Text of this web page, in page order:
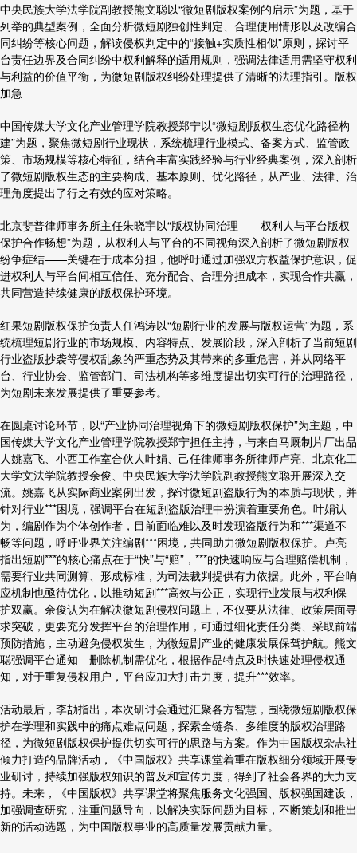
中央民族大学法学院副教授熊文聪以“微短剧版权案例的启示”为题，基于
列举的典型案例，全面分析微短剧独创性判定、合理使用情形以及改编合
同纠纷等核心问题，解读侵权判定中的“接触+实质性相似”原则，探讨平
台责任边界及合同纠纷中权利解释的适用规则，强调法律适用需坚守权利
与利益的价值平衡，为微短剧版权纠纷处理提供了清晰的法理指引。 版权
加急
中国传媒大学文化产业管理学院教授郑宁以“微短剧版权生态优化路径构
建”为题，聚焦微短剧行业现状，系统梳理行业模式、备案方式、监管政
策、市场规模等核心特征，结合丰富实践经验与行业经典案例，深入剖析
了微短剧版权生态的主要构成、基本原则、优化路径，从产业、法律、治
理角度提出了行之有效的应对策略。
北京斐普律师事务所主任朱晓宇以“版权协同治理——权利人与平台版权
保护合作畅想”为题，从权利人与平台的不同视角深入剖析了微短剧版权
纷争症结——关键在于成本分担，他呼吁通过加强双方权益保护意识，促
进权利人与平台间相互信任、充分配合、合理分担成本，实现合作共赢，
共同营造持续健康的版权保护环境。
红果短剧版权保护负责人任鸿涛以“短剧行业的发展与版权运营”为题，系
统梳理短剧行业的市场规模、内容特点、发展阶段，深入剖析了当前短剧
行业盗版抄袭等侵权乱象的严重态势及其带来的多重危害，并从网络平
台、行业协会、监管部门、司法机构等多维度提出切实可行的治理路径，
为短剧未来发展提供了重要参考。
在圆桌讨论环节，以“产业协同治理视角下的微短剧版权保护”为主题，中
国传媒大学文化产业管理学院教授郑宁担任主持，与来自马厩制片厂出品
人姚嘉飞、小西工作室合伙人叶娟、己任律师事务所律师卢亮、北京化工
大学文法学院教授余俊、中央民族大学法学院副教授熊文聪开展深入交
流。姚嘉飞从实际商业案例出发，探讨微短剧盗版行为的本质与现状，并
针对行业***困境，强调平台在短剧盗版治理中扮演着重要角色。叶娟认
为，编剧作为个体创作者，目前面临难以及时发现盗版行为和***渠道不
畅等问题，呼吁业界关注编剧***困境，共同助力微短剧版权保护。卢亮
指出短剧***的核心痛点在于“快”与“赔”，***的快速响应与合理赔偿机制，
需要行业共同测算、形成标准，为司法裁判提供有力依据。此外，平台响
应机制也亟待优化，以推动短剧***高效与公正，实现行业发展与权利保
护双赢。余俊认为在解决微短剧侵权问题上，不仅要从法律、政策层面寻
求突破，更要充分发挥平台的治理作用，可通过细化责任分类、采取前端
预防措施，主动避免侵权发生，为微短剧产业的健康发展保驾护航。熊文
聪强调平台通知—删除机制需优化，根据作品特点及时快速处理侵权通
知，对于重复侵权用户，平台应加大打击力度，提升***效率。
活动最后，李劼指出，本次研讨会通过汇聚各方智慧，围绕微短剧版权保
护在学理和实践中的痛点难点问题，探索全链条、多维度的版权治理路
径，为微短剧版权保护提供切实可行的思路与方案。作为中国版权杂志社
倾力打造的品牌活动，《中国版权》共享课堂着重在版权细分领域开展专
业研讨，持续加强版权知识的普及和宣传力度，得到了社会各界的大力支
持。未来，《中国版权》共享课堂将聚焦服务文化强国、版权强国建设，
加强调查研究，注重问题导向，以解决实际问题为目标，不断策划和推出
新的活动选题，为中国版权事业的高质量发展贡献力量。